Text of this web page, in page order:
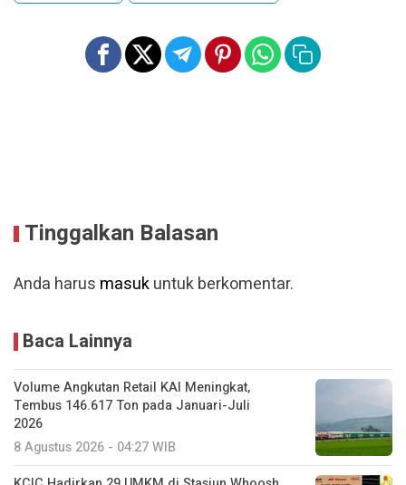
Tembus 146.617 Ton pada Januari-Juli
2026
8 Agustus 2026 - 04:27 WIB
KCIC Hadirkan 29 UMKM di Stasiun Whoosh,
Dorong Ekonomi Lokal dan Perluas Akses
Pasar
7 Agustus 2026 - 19:21 WIB